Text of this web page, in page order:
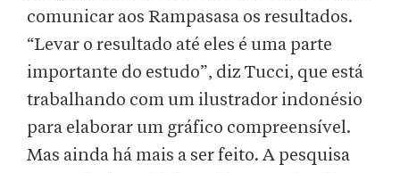
comunicar aos Rampasasa os resultados.
“Levar o resultado até eles é uma parte
importante do estudo”, diz Tucci, que está
trabalhando com um ilustrador indonésio
para elaborar um gráfico compreensível.
Mas ainda há mais a ser feito. A pesquisa